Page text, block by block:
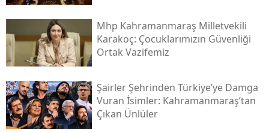
Mhp Kahramanmaraş Milletvekili
Karakoç: Çocuklarımızın Güvenliği
Ortak Vazifemiz
Şairler Şehrinden Türkiye’ye Damga
Vuran İsimler: Kahramanmaraş’tan
Çıkan Ünlüler